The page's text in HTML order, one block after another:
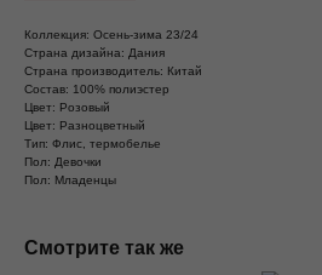
Коллекция: Осень-зима 23/24
Страна дизайна: Дания
Страна производитель: Китай
Состав: 100% полиэстер
Цвет: Розовый
Цвет: Разноцветный
Тип: Флис, термобелье
Пол: Девочки
Пол: Младенцы
Смотрите так же